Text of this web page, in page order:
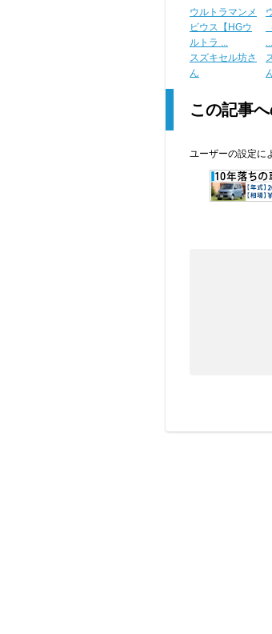
ウルトラマンメ
ビウス【HGウ
ルトラ ...
スズキセル坊さ
ん
この記事
ユーザーの設定に